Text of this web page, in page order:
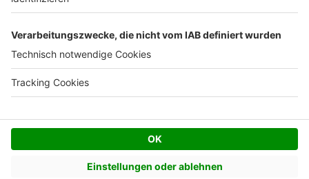
© AVIV Germany GmbH - 2026
Facebook
Twitter